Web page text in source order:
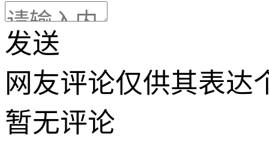
发送
网友评论仅供其表达
暂无评论